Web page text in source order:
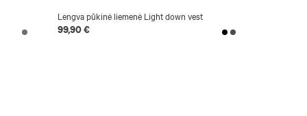
Lengva pūkinė liemenė Light down vest
99,90 €